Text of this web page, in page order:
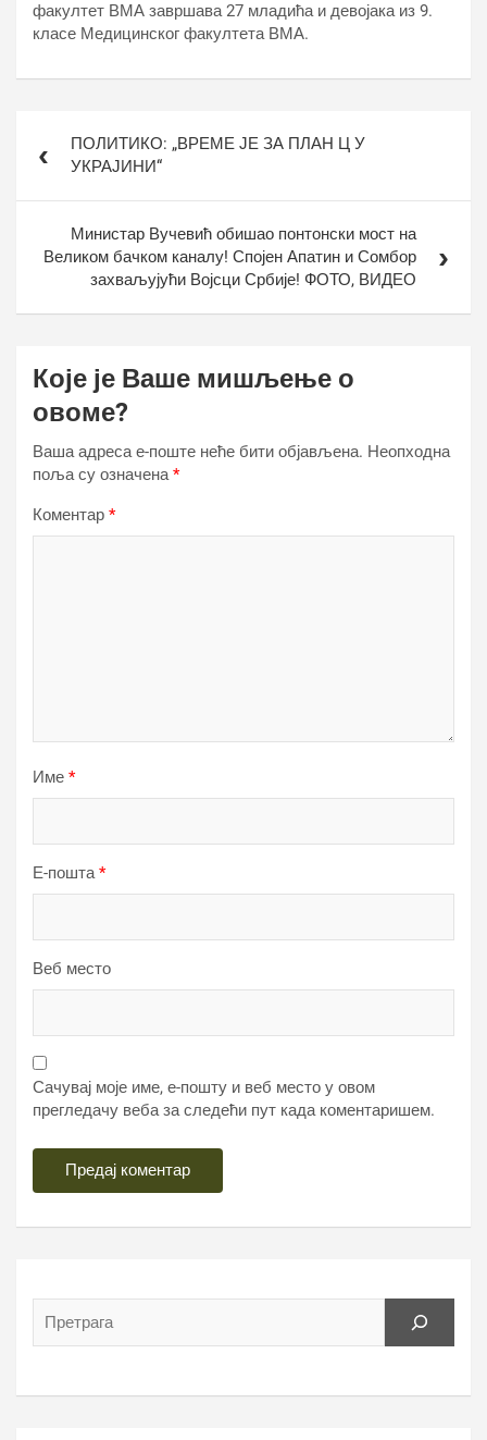
факултет ВМА завршава 27 младића и девојака из 9.
класе Медицинског факултета ВМА.
чланкаПОЛИТИКО: „ВРЕМЕ ЈЕ ЗА ПЛАН Ц У
УКРАЈИНИ“
Министар Вучевић обишао понтонски мост на
Великом бачком каналу! Спојен Апатин и Сомбор
захваљујући Војсци Србије! ФОТО, ВИДЕО
Које је Ваше мишљење о
овоме?
Ваша адреса е-поште неће бити објављена. Неопходна
поља су означена*
Коментар *
Име *
Е-пошта*
Веб место
Сачувај моје име, е-пошту и веб место у овом
прегледачу веба за следећи пут када коментаришем.